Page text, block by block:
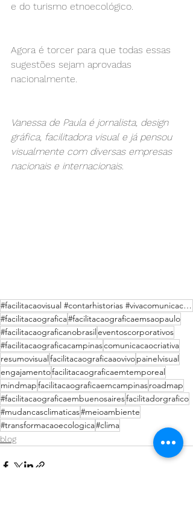
e do turismo etnoecológico.
Agora é torcer para que todas essas
sugestões sejam aprovadas
nacionalmente.
Vanessa de Paula é jornalista, design
gráfica, facilitadora visual e já pensou
visualmente com diversas empresas
nacionais e internacionais.
#facilitacaovisual #contarhistorias #vivacomunicacaocriativa #comunicacaocriativa #painelvisual #ano
#facilitacaografica#facilitacaograficaemsaopaulo
#facilitacaograficanobrasileventoscorporativos
#facilitacaograficacampinascomunicacaocriativa
resumovisualfacilitacaograficaaovivopainelvisual
engajamentofacilitacaograficaemtemporeal
mindmapfacilitacaograficaemcampinasroadmap
#facilitacaograficaembuenosairesfacilitadorgrafico
#mudancasclimaticas#meioambiente
#transformacaoecologica#clima
blog